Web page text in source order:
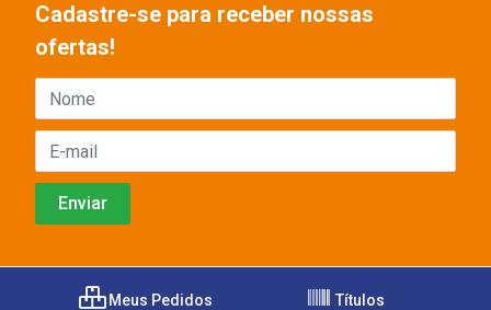
Cadastre-se para receber nossas
ofertas!
Meus Pedidos Títulos